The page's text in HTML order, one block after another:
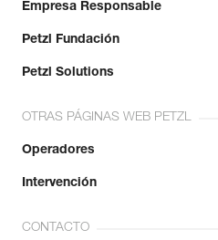
Empresa Responsable
Petzl Fundación
Petzl Solutions
OTRAS PÁGINAS WEB PETZL
Operadores
Intervención
CONTACTO